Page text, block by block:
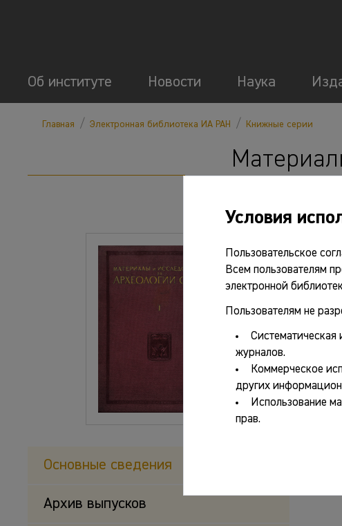
Об институте Новости Наука
Главная / Электронная библиотека ИА РАН / Книжные серии
Основные сведения
Архив выпусков
Условия
Пользовательское
Всем пользователям
электронной
Пользователям не
Систематическая
журналов.
Коммерческое
других
Использование
прав.